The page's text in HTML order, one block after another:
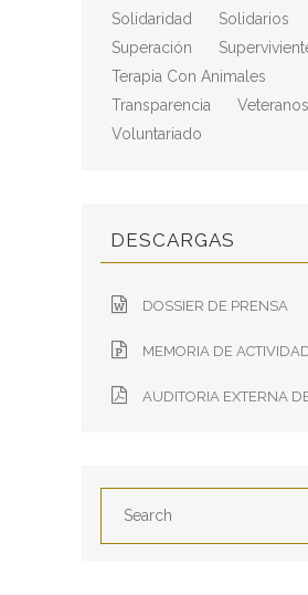
Solidaridad
Solidarios
Superación
Terapia Con Animales
Transparencia
Veteranos
Voluntariado
DESCARGAS
DOSSIER DE PRENSA
MEMORIA DE
AUDITORIA EXTERNA